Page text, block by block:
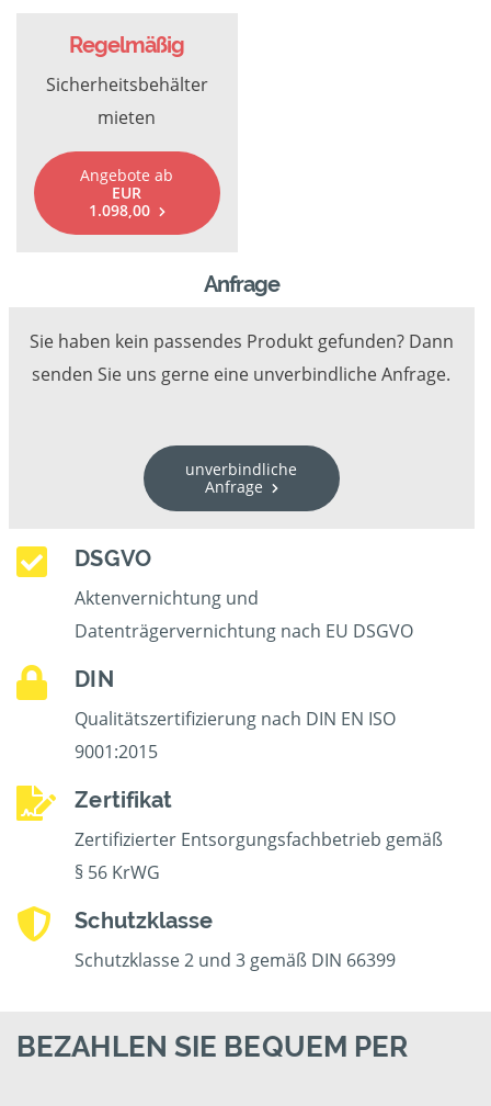
Regelmäßig
Sicherheitsbehälter
mieten
Angebote ab
EUR
1.098,00
Anfrage
Sie haben kein passendes Produkt gefunden? Dann
senden Sie uns gerne eine unverbindliche Anfrage.
unverbindliche
Anfrage
DSGVO
Aktenvernichtung und
Datenträgervernichtung nach EU DSGVO
DIN
Qualitätszertifizierung nach DIN EN ISO
9001:2015
Zertifikat
Zertifizierter Entsorgungsfachbetrieb gemäß
§ 56 KrWG
Schutzklasse
Schutzklasse 2 und 3 gemäß DIN 66399
BEZAHLEN SIE BEQUEM PER